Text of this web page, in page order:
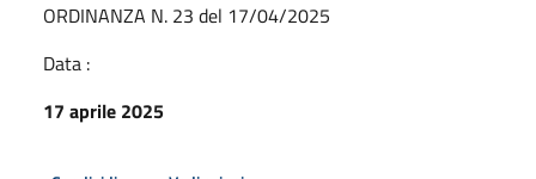
ORDINANZA N. 23 del 17/04/2025
Data :
17 aprile 2025